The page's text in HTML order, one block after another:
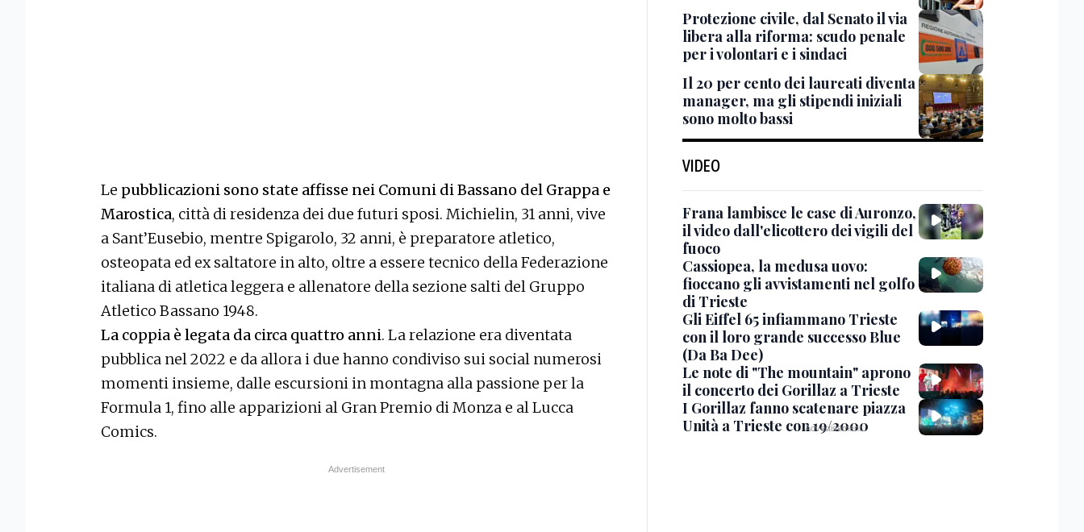
Le pubblicazioni sono state affisse nei Comuni di Bassano del Grappa e
Marostica, città di residenza dei due futuri sposi. Michielin, 31 anni, vive
a Sant’Eusebio, mentre Spigarolo, 32 anni, è preparatore atletico,
osteopata ed ex saltatore in alto, oltre a essere tecnico della Federazione
italiana di atletica leggera e allenatore della sezione salti del Gruppo
Atletico Bassano 1948.
La coppia è legata da circa quattro anni. La relazione era diventata
pubblica nel 2022 e da allora i due hanno condiviso sui social numerosi
momenti insieme, dalle escursioni in montagna alla passione per la
Formula 1, fino alle apparizioni al Gran Premio di Monza e al Lucca
Comics.
Protezione civile, dal Senato il via
libera alla riforma: scudo penale
per i volontari e i sindaci
Il 20 per cento dei laureati diventa
manager, ma gli stipendi iniziali
sono molto bassi
VIDEO
Frana lambisce le case di Auronzo,
il video dall'elicottero dei vigili del
fuoco
Cassiopea, la medusa uovo:
fioccano gli avvistamenti nel golfo
di Trieste
Gli Eiffel 65 infiammano Trieste
con il loro grande successo Blue
(Da Ba Dee)
Le note di "The mountain" aprono
il concerto dei Gorillaz a Trieste
I Gorillaz fanno scatenare piazza
Unità a Trieste con 19/2000